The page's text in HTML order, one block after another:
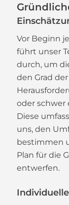
Vor Beginn
führt unser
durch, um
den Grad
oder schwer
Diese
uns, den
bestimmen
Plan für die
entwerfen.